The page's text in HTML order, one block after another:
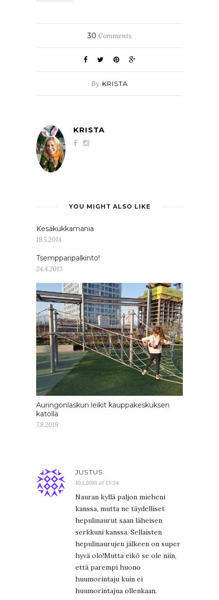
30 Comments
By KRISTA
KRISTA
YOU MIGHT ALSO LIKE
Kesäkukkamania
19.5.2014
Tsempparipalkinto!
24.4.2013
Auringonlaskun leikit kauppakeskuksen
katolla
7.8.2019
JUSTUS
10.1.2018 at 13:34
Nauran kyllä paljon mieheni
kanssa, mutta ne täydelliset
hepulinaurut saan läheisen
serkkuni kanssa. Sellaisten
hepulinaurujen jälkeen on super
hyvä olo!Mutta eikö se ole niin,
että parempi huono
huumorintaju kuin ei
huumorintajua ollenkaan.